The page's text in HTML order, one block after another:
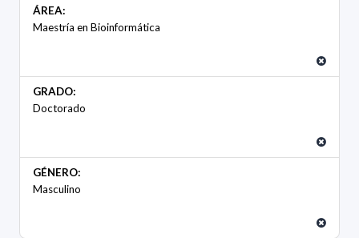
ÁREA:
Maestría en Bioinformática
GRADO:
Doctorado
GÉNERO:
Masculino